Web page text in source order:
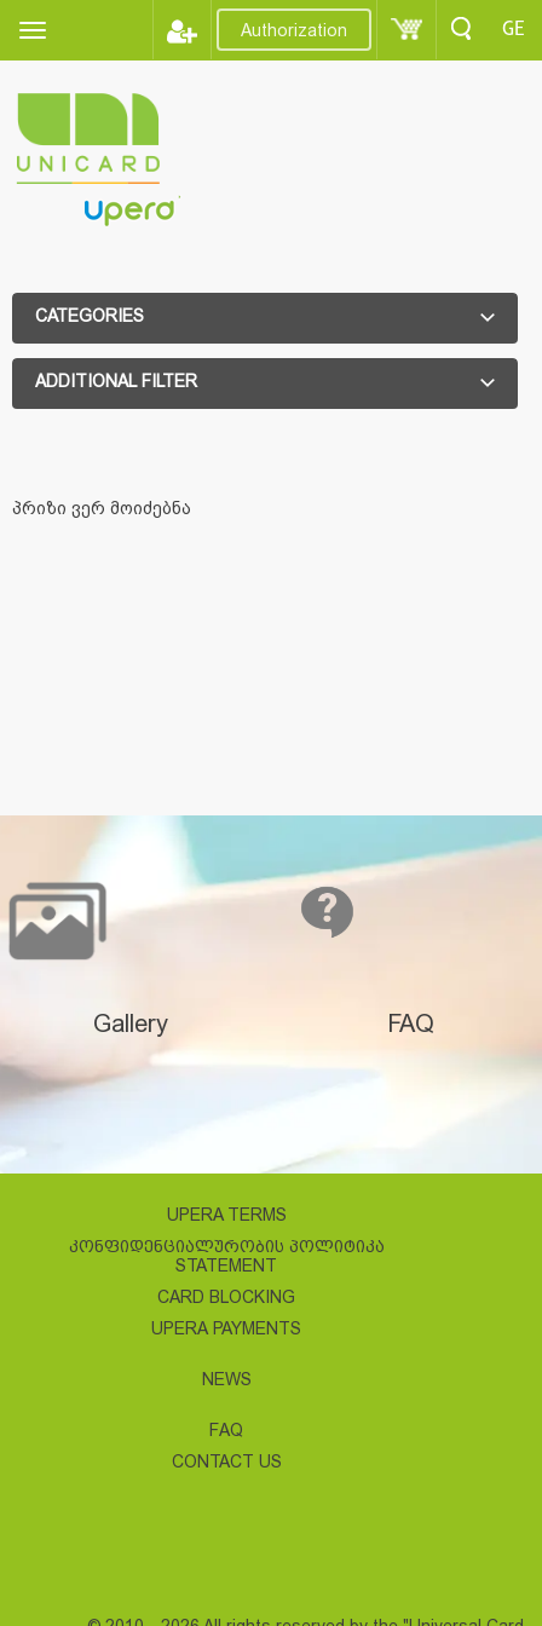
Authorization GE
CATEGORIES
ADDITIONAL FILTER
პრიზი ვერ მოიძებნა
Gallery FAQ
UPERA TERMS
ᲙᲝᲜᲤᲘᲓᲔᲜᲪᲘᲐᲚᲣᲠᲝᲑᲘᲡ ᲞᲝᲚᲘᲢᲘᲙᲐ
STATEMENT
CARD BLOCKING
UPERA PAYMENTS
NEWS
FAQ
CONTACT US